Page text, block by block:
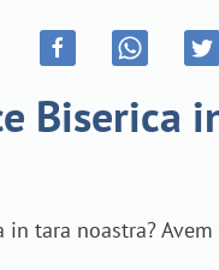
tara noastra?